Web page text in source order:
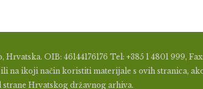
OIB: 46144176176 Tel: +385 1 4801 999,
ikoji način koristiti materijale s ovih stranica,
strane Hrvatskog državnog arhiva.